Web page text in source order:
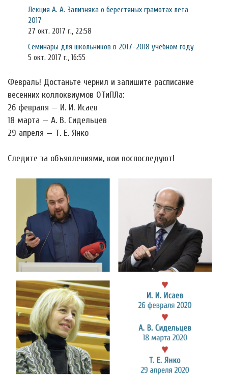
Лекция А. А. Зализняка о берестяных грамотах лета
2017
27 окт. 2017 г., 22:58
Семинары для школьников в 2017-2018 учебном году
5 окт. 2017 г., 16:55
Февраль! Достаньте чернил и запишите расписание
весенних коллоквиумов ОТиПЛа:
26 февраля — И. И. Исаев
18 марта — А. В. Сидельцев
29 апреля — Т. Е. Янко
Следите за объявлениями, кои воспоследуют!